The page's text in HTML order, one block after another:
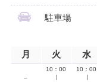
駐車場
月 火 水
–
10：00
10：00